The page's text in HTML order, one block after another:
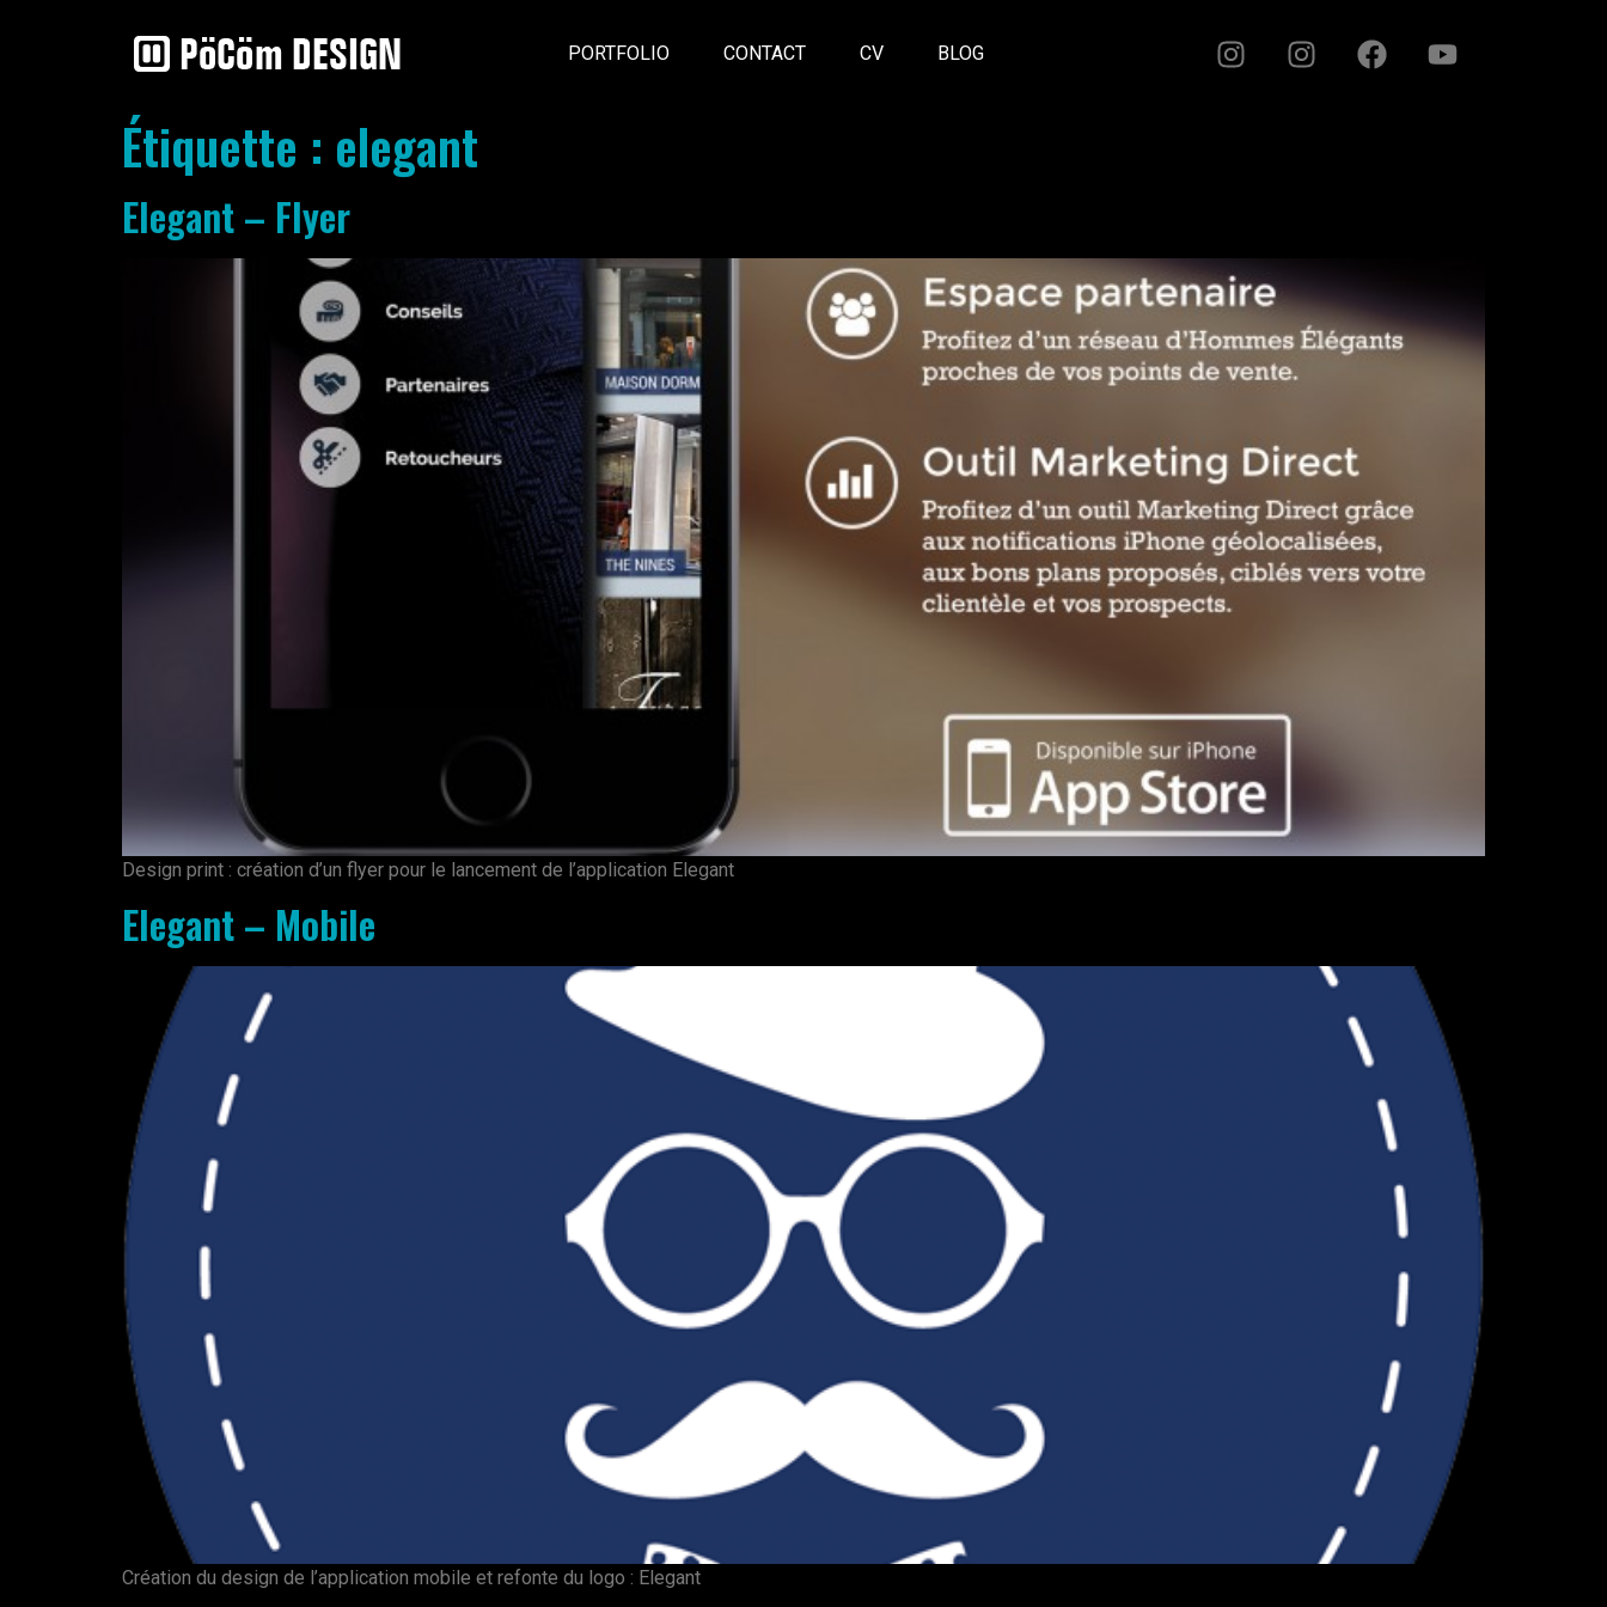
PORTFOLIO CONTACT CV BLOG
Étiquette : elegant
Elegant – Flyer
Design print : création d’un flyer pour le lancement de l’application Elegant
Elegant – Mobile
Création du design de l’application mobile et refonte du logo : Elegant